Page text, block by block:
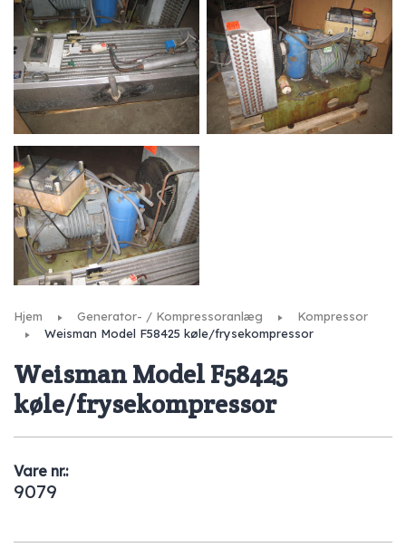
Hjem Generator- / Kompressoranlæg
Kompressor
Weisman Model F58425 køle/frysekompressor
Weisman Model F58425
køle/frysekompressor
Vare nr.:
9079